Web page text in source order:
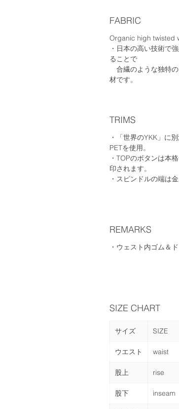
FABRIC
Organic high
・日本の高い技術で
ること
合繊のような独特
材です
TRIMS
・「世界のYKK」に
PETを使用。
・TOPのボタンは本
印されます。
・スピンドルの端は
REMARKS
・ウェスト内ゴム＆
SIZE CHART
サイズ SIZE
ウエスト waist
股上 rise
股下 inseam